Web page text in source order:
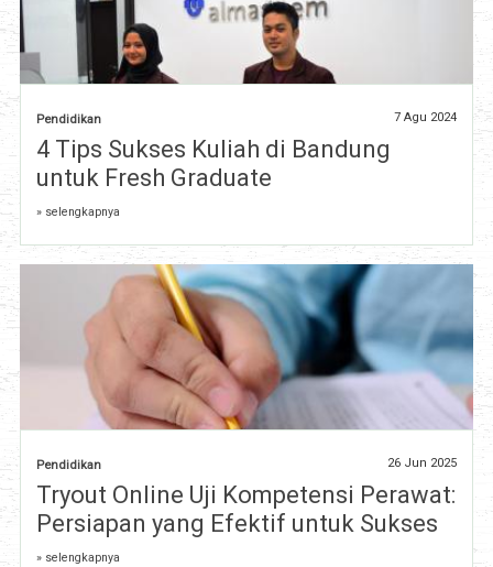
Pendidikan 7 Agu 2024
4 Tips Sukses Kuliah di Bandung
untuk Fresh Graduate
» selengkapnya
Pendidikan 26 Jun 2025
Tryout Online Uji Kompetensi Perawat:
Persiapan yang Efektif untuk Sukses
» selengkapnya